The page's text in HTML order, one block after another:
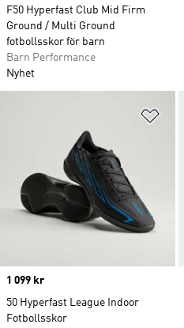
F50 Hyperfast Club Mid Firm
Ground / Multi Ground
fotbollsskor för barn
Barn Performance
Nyhet
Price
1 099 kr
50 Hyperfast League Indoor
Fotbollsskor